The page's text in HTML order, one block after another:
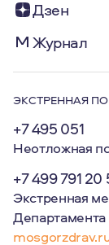
Дзен
Журнал
ЭКСТРЕННАЯ
+7 495 051
Неотложная
+7 499 791 20
Экстренная